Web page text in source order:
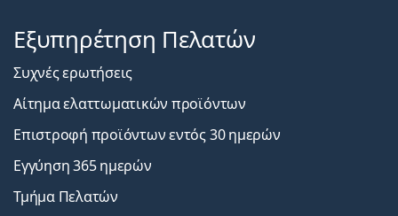
Εξυπηρέτηση Πελατών
Συχνές ερωτήσεις
Αίτημα ελαττωματικών προϊόντων
Επιστροφή προϊόντων εντός 30 ημερών
Εγγύηση 365 ημερών
Τμήμα Πελατών